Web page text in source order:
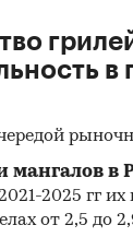
Составлен
кальция
мнения
Фактическое
в
мангалов в
2025 гг их
от 2,5 до